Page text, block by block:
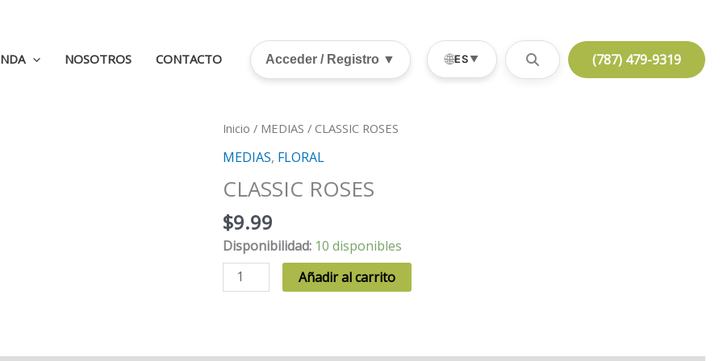
NOSOTROS CONTACTO Acceder / Registro ▼ 🌐ES▼ (787) 479-9319
Inicio / MEDIAS / CLASSIC ROSES
MEDIAS, FLORAL
CLASSIC ROSES
$9.99
Disponibilidad: 10 disponibles
CLASSIC
ROSES
Añadir al carrito